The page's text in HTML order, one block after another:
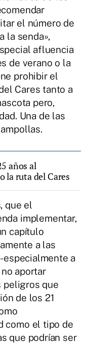
el número de
la senda»,
afluencia
de verano o la
prohibir el
Cares tanto a
pero,
Una de las
años al
la ruta del Cares
que el
implementar,
capítulo
a las
especialmente a
aportar
peligros que
de los 21
como el tipo de
que podrían ser